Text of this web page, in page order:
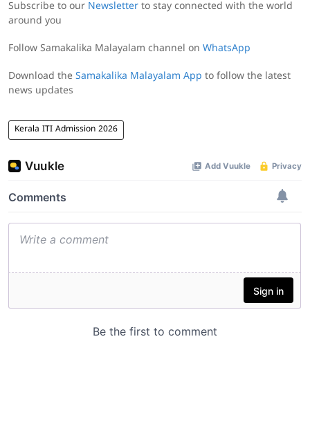
Subscribe to our Newsletter to stay connected with the world
around you
Follow Samakalika Malayalam channel on WhatsApp
Download the Samakalika Malayalam App to follow the latest
news updates
Kerala ITI Admission 2026